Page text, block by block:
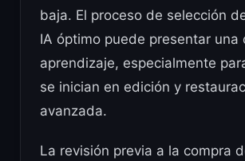
baja. El proceso de selección
IA óptimo puede presentar una
aprendizaje, especialmente
se inician en edición y
avanzada.
La revisión previa a la compra